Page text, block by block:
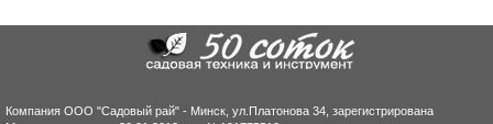
Компания ООО "Садовый рай" - Минск, ул.Платонова 34, зарегистрирована